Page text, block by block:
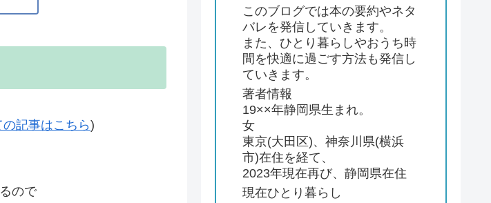
記事はこちら)
ので
このブログでは本の要約やネタ
バレを発信していきます。
また、ひとり暮らしやおうち時
間を快適に過ごす方法も発信し
ていきます。
著者情報
19××年静岡県生まれ。
女
東京(大田区)、神奈川県(横浜
市)在住を経て、
2023年現在再び、静岡県在住
現在ひとり暮らし